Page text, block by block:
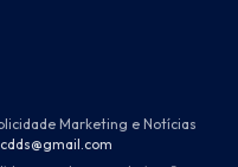
Marketing e Notícias